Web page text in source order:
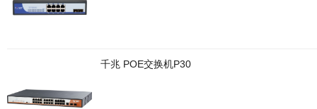
千兆 POE交换机P30